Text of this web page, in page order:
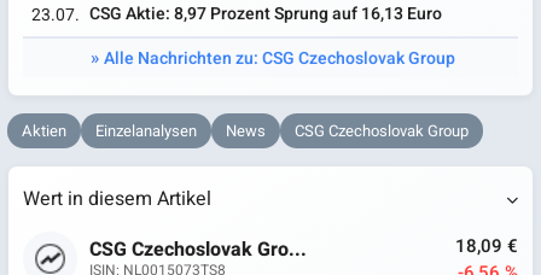
23.07. CSG Aktie: 8,97 Prozent Sprung auf 16,13 Euro
Alle Nachrichten zu: CSG Czechoslovak Group
Aktien Einzelanalysen News CSG Czechoslovak Group
Wert in diesem Artikel
CSG Czechoslovak Gro...
ISIN: NL0015073TS8
18,09 €